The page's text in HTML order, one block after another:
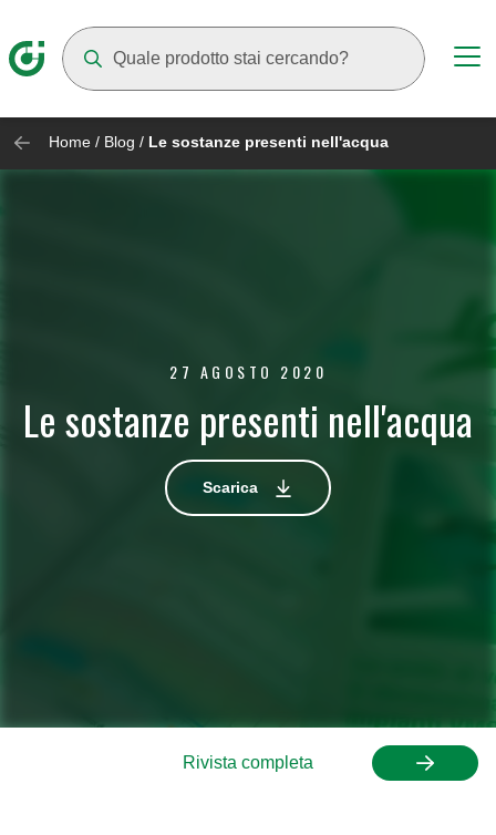
Home / Blog / Le sostanze presenti nell'acqua
27 AGOSTO 2020
Le sostanze presenti nell'acqua
Scarica
Rivista completa